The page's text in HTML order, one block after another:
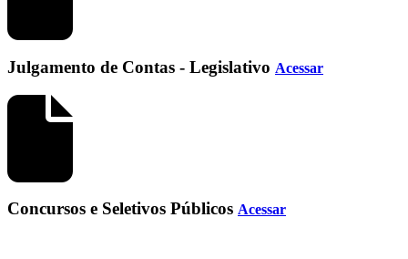
Julgamento de Contas - Legislativo Acessar
Concursos e Seletivos Públicos Acessar